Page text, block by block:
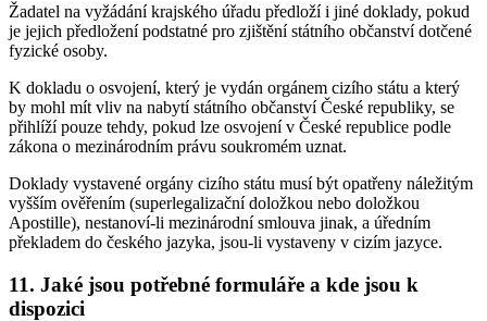
Žadatel na vyžádání krajského úřadu předloží i jiné doklady, pokud
je jejich předložení podstatné pro zjištění státního občanství dotčené
fyzické osoby.
K dokladu o osvojení, který je vydán orgánem cizího státu a který
by mohl mít vliv na nabytí státního občanství České republiky, se
přihlíží pouze tehdy, pokud lze osvojení v České republice podle
zákona o mezinárodním právu soukromém uznat.
Doklady vystavené orgány cizího státu musí být opatřeny náležitým
vyšším ověřením (superlegalizační doložkou nebo doložkou
Apostille), nestanoví-li mezinárodní smlouva jinak, a úředním
překladem do českého jazyka, jsou-li vystaveny v cizím jazyce.
11. Jaké jsou potřebné formuláře a kde jsou k
dispozici